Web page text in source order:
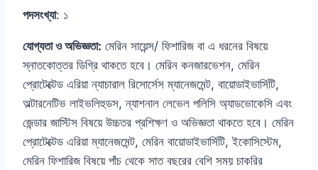
পদসংখ্যা: ১
যোগ্যতা ও অভিজ্ঞতা: মেরিন সায়েন্স/ ফিশারিজ বা এ ধরনের বিষয়ে
স্নাতকোত্তর ডিগ্রি থাকতে হবে। মেরিন কনজারভেশন, মেরিন
প্রোটেক্টেড এরিয়া ন্যাচারাল রিসোর্সেস ম্যানেজমেন্ট, বায়োডাইভার্সিটি,
অল্টারনেটিভ লাইভলিহুডস, ন্যাশনাল লেভেল পলিসি অ্যাডভোকেসি এবং
জেন্ডার জাস্টিস বিষয়ে উচ্চতর প্রশিক্ষণ ও অভিজ্ঞতা থাকতে হবে। মেরিন
প্রোটেক্টেড এরিয়া ম্যানেজমেন্ট, মেরিন বায়োডাইভার্সিটি, ইকোসিস্টেম,
মেরিন ফিশারিজ বিষয়ে পাঁচ থেকে সাত বছরের বেশি সময় চাকরির